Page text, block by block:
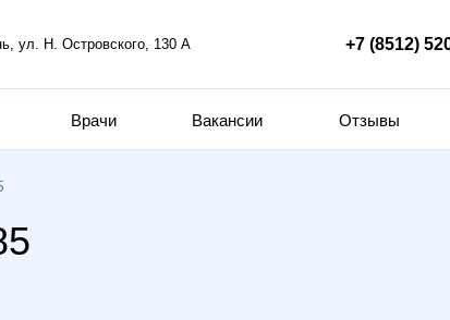
ул. Н. Островского, 130 А +7 (8512)
Врачи Вакансии Отзывы